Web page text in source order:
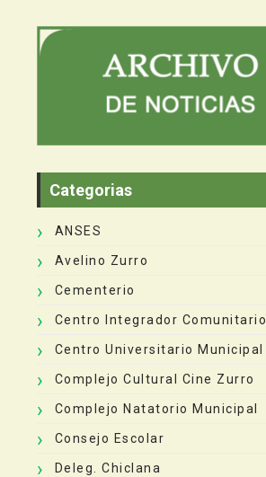
Categorias
ANSES
Avelino Zurro
Cementerio
Centro Integrador Comunitario
Centro Universitario Municipal
Complejo Cultural Cine Zurro
Complejo Natatorio Municipal
Consejo Escolar
Deleg. Chiclana